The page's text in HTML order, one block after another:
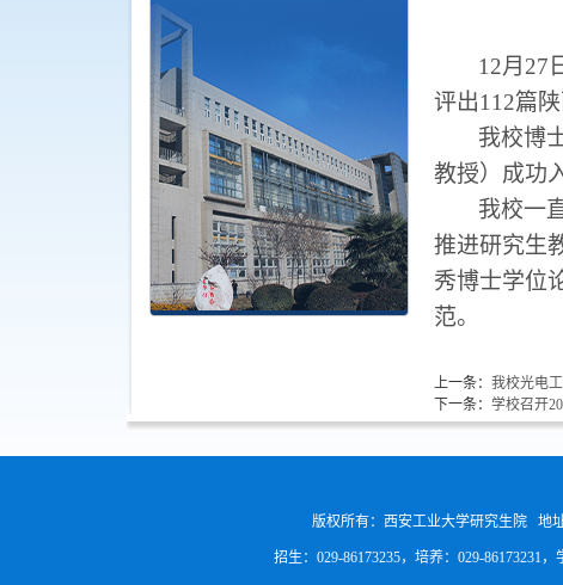
12月27
评出112篇
我校博
教授）成功
我校一
推进研究生
秀博士学位
范。
上一条： 我校光电
下一条： 学校召开
版权所有：西安工业大学研究生院 地
招生：029-86173235，培养：029-86173231